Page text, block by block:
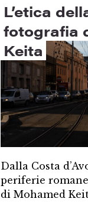
L’etica
fotografia
Keita
Dalla Costa
periferie
di Mohamed